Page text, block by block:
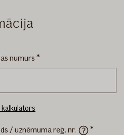
numurs
/ uzņēmuma reģ. nr.